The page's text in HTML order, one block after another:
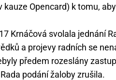
kauze Opencard) k tomu,
Krnáčová svolala jednání
a projevy radních se
předem rozeslány
podání žaloby zrušila.